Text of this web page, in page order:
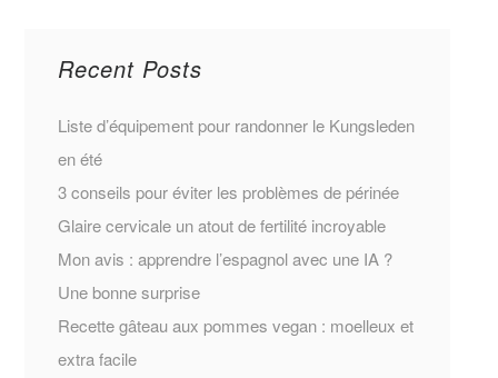
Recent Posts
Liste d’équipement pour randonner le Kungsleden
en été
3 conseils pour éviter les problèmes de périnée
Glaire cervicale un atout de fertilité incroyable
Mon avis : apprendre l’espagnol avec une IA ?
Une bonne surprise
Recette gâteau aux pommes vegan : moelleux et
extra facile